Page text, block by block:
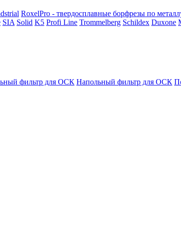
RoxelPro - твердосплавные борфрезы по
SIA Solid K5 Profi Line Trommelberg Schildex Duxone
фильтр для ОСК Напольный фильтр для ОСК